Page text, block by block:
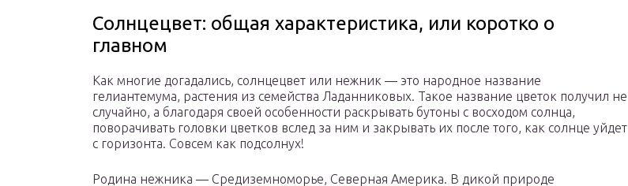
Солнцецвет: общая характеристика, или коротко о
главном
Как многие догадались, солнцецвет или нежник — это народное название
гелиантемума, растения из семейства Ладанниковых. Такое название цветок получил не
случайно, а благодаря своей особенности раскрывать бутоны с восходом солнца,
поворачивать головки цветков вслед за ним и закрывать их после того, как солнце уйдет
с горизонта. Совсем как подсолнух!
Родина нежника — Средиземноморье, Северная Америка. В дикой природе